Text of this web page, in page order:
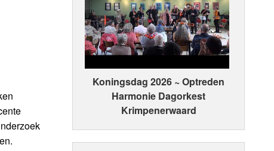
Koningsdag 2026 ~ Optreden
Harmonie Dagorkest
Krimpenerwaard